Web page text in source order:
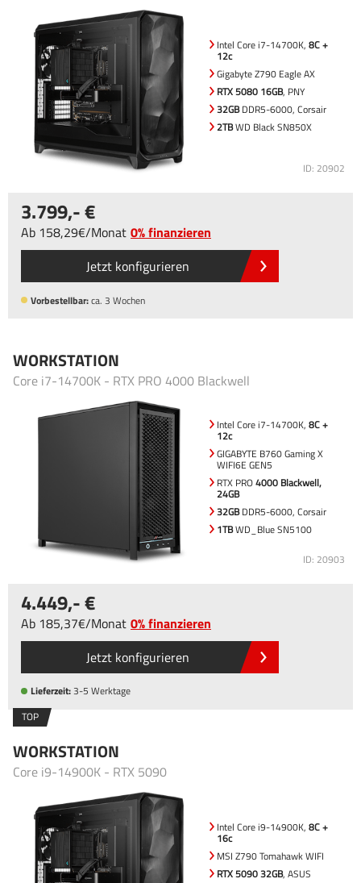
Intel Core i7-14700K, 8C +
12c
Gigabyte Z790 Eagle AX
RTX 5080 16GB, PNY
32GBDDR5-6000, Corsair
2TBWD Black SN850X
ID: 20902
3.799,-
Ab 158,29 /Monat 0% finanzieren
Jetzt konfigurieren
Vorbestellbar:ca. 3 Wochen
WORKSTATION
Core i7-14700K - RTX PRO 4000 Blackwell
Intel Core i7-14700K, 8C +
12c
GIGABYTE B760 Gaming X
WIFI6E GEN5
RTX PRO4000 Blackwell,
24GB
32GBDDR5-6000, Corsair
1TBWD_Blue SN5100
ID: 20903
4.449,-
Ab 185,37 /Monat 0% finanzieren
Jetzt konfigurieren
Lieferzeit:3-5 Werktage
TOP
WORKSTATION
Core i9-14900K - RTX 5090
Intel Core i9-14900K, 8C +
16c
MSI Z790 Tomahawk WIFI
RTX 5090 32GB, ASUS